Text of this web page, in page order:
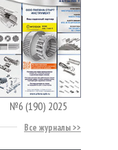
№6 (190) 2025
Все журналы